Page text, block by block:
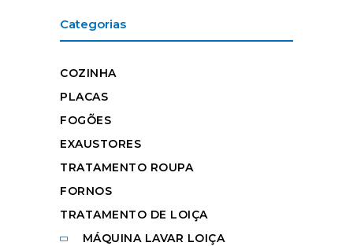
Categorias
COZINHA
PLACAS
FOGÕES
EXAUSTORES
TRATAMENTO ROUPA
FORNOS
TRATAMENTO DE LOIÇA
MÁQUINA LAVAR LOIÇA